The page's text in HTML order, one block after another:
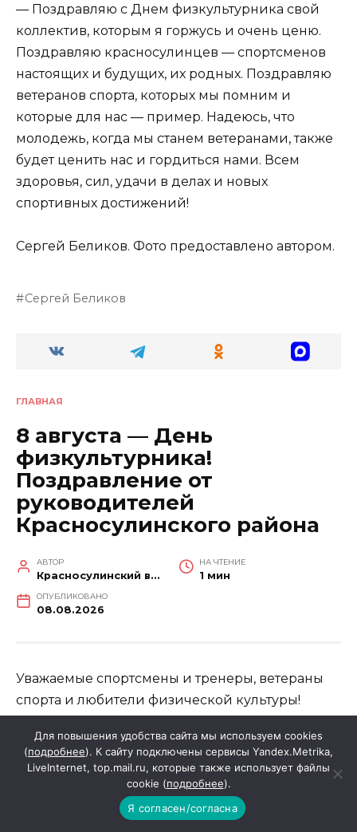
— Поздравляю с Днем физкультурника свой
коллектив, которым я горжусь и очень ценю.
Поздравляю красносулинцев — спортсменов
настоящих и будущих, их родных. Поздравляю
ветеранов спорта, которых мы помним и
которые для нас — пример. Надеюсь, что
молодежь, когда мы станем ветеранами, также
будет ценить нас и гордиться нами. Всем
здоровья, сил, удачи в делах и новых
спортивных достижений!
Сергей Беликов. Фото предоставлено автором.
Сергей Беликов
ГЛАВНАЯ
8 августа — День
физкультурника!
Поздравление от
руководителей
Красносулинского района
АВТОР
Красносулинский вестник
НА ЧТЕНИЕ
1 мин
ОПУБЛИКОВАНО
08.08.2026
Уважаемые спортсмены и тренеры, ветераны
спорта и любители физической культуры!
От всей души поздравляем вас с праздником
спорта и здоровья – Днем физкультурника!
Сегодня физическая культура и спорт
Для повышения удобства сайта мы используем cookies
(подробнее). К сайту подключены сервисы Yandex.Metrika,
LiveInternet, top.mail.ru, которые также использует файлы
cookie (подробнее).
Я согласен/согласна